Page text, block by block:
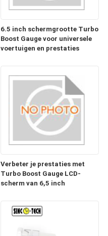
6.5 inch schermgrootte Turbo
Boost Gauge voor universele
voertuigen en prestaties
Verbeter je prestaties met
Turbo Boost Gauge LCD-
scherm van 6,5 inch